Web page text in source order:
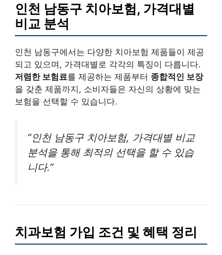
인천 남동구 치아보험, 가격대별
비교 분석
인천 남동구에서는 다양한 치아보험 제품들이 제공
되고 있으며, 가격대별로 각각의 특징이 다릅니다.
저렴한 보험료를 제공하는 제품부터 종합적인 보장
을 갖춘 제품까지, 소비자들은 자신의 상황에 맞는
보험을 선택할 수 있습니다.
“인천 남동구 치아보험, 가격대별 비교
분석을 통해 최적의 선택을 할 수 있습
니다.”
치과보험 가입 조건 및 혜택 정리